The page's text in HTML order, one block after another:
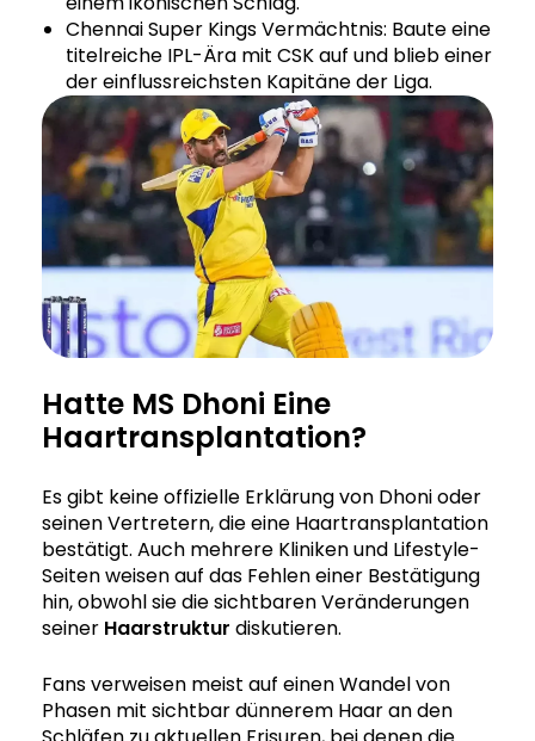
Chennai Super Kings Vermächtnis: Baute eine
titelreiche IPL-Ära mit CSK auf und blieb einer
der einflussreichsten Kapitäne der Liga.
Hatte MS Dhoni Eine
Haartransplantation?
Es gibt keine offizielle Erklärung von Dhoni oder
seinen Vertretern, die eine Haartransplantation
bestätigt. Auch mehrere Kliniken und Lifestyle-
Seiten weisen auf das Fehlen einer Bestätigung
hin, obwohl sie die sichtbaren Veränderungen
seiner Haarstruktur diskutieren.
Fans verweisen meist auf einen Wandel von
Phasen mit sichtbar dünnerem Haar an den